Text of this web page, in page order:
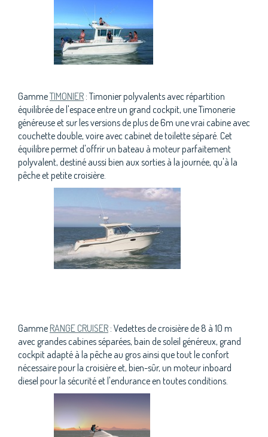
GammeTIMONIER : Timonier polyvalents avec répartition
équilibrée de l'espace entre un grand cockpit, une Timonerie
généreuse et sur les versions de plus de 6m une vrai cabine avec
couchette double, voire avec cabinet de toilette séparé. Cet
équilibre permet d'offrir un bateau à moteur parfaitement
polyvalent, destiné aussi bien aux sorties à la journée, qu'à la
pêche et petite croisière.
Gamme RANGE CRUISER : Vedettes de croisière de 8 à 10 m
avec grandes cabines séparées, bain de soleil généreux, grand
cockpit adapté à la pêche au gros ainsi que tout le confort
nécessaire pour la croisière et, bien-sûr, un moteur inboard
diesel pour la sécurité et l'endurance en toutes conditions.